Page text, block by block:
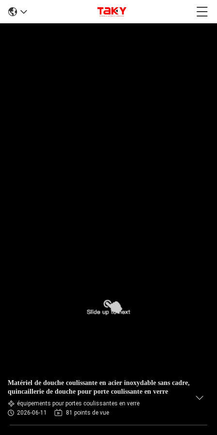
Matériel de douche coulissante en acier inoxydable sans cadre,
quincaillerie de douche pour porte coulissante en verre
équipements pour portes coulissantes en verre
2026-06-11
81 points de vue